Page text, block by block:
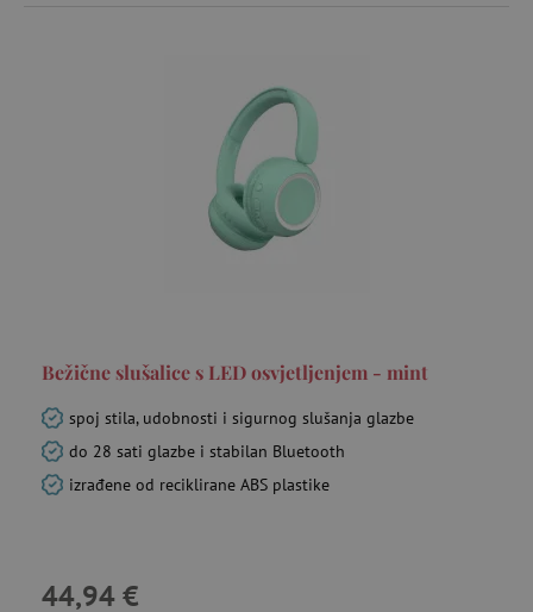
Bežične slušalice s LED osvjetljenjem - mint
spoj stila, udobnosti i sigurnog slušanja glazbe
do 28 sati glazbe i stabilan Bluetooth
izrađene od reciklirane ABS plastike
44,94 €